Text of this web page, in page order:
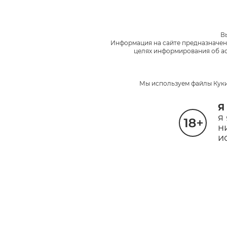
Информация на сайте
целях информирования об
Мы используем файлы
Я
я